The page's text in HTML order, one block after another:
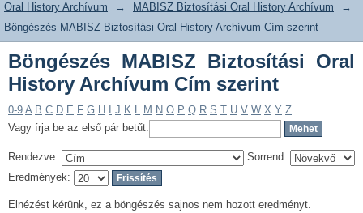
Oral History Archívum
→ MABISZ Biztosítási Oral History Archívum
→
Böngészés MABISZ Biztosítási Oral History Archívum Cím szerint
Böngészés MABISZ Biztosítási Oral
History Archívum Cím szerint
0-9 A B C D E F G H J K L M N O P Q R S T U V W X Y Z
Vagy írja be az első pár betűt:
Rendezve:
Sorrend:
Eredmények:
Elnézést kérünk, ez a böngészés sajnos nem hozott eredményt.